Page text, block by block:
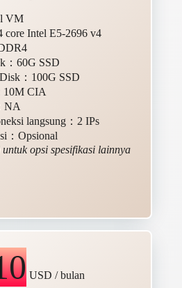
VM
core Intel E5-2696 v4
：60G SSD
：100G SSD
10M CIA
NA
langsung：2 IPs
：Opsional
opsi spesifikasi lainnya
USD / bulan